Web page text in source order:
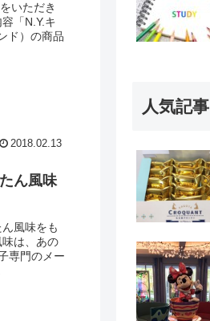
いただき
「N.Y.キ
ド）の商品
2018.02.13
ん風味
風味をも
は、あの
専門のメー
人気記事